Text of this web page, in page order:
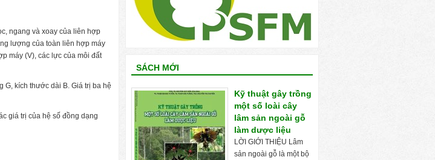
ngang và xoay của liên hợp
lượng của toàn liên hợp máy
máy (V), các lực của môi đất
kích thước dài B. Giá trị ba hệ
giá trị của hệ số đồng dạng
SÁCH MỚI
Kỹ thuật gây trồng
một số loài cây
lâm sản ngoài gỗ
làm dược liệu
LỜI GIỚI THIỆU Lâm
sản ngoài gỗ là một bộ